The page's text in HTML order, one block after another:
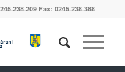
Fax: 0245.238.388